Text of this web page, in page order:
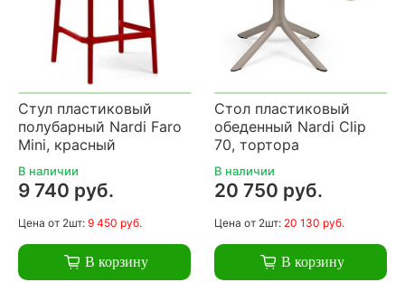
Стул пластиковый
полубарный Nardi Faro
Mini, красный
В наличии
9 740 руб.
Цена от 2шт: 9 450 руб.
В корзину
Стол пластиковый
обеденный Nardi Clip
70, тортора
В наличии
20 750 руб.
Цена от 2шт: 20 130 руб.
В корзину